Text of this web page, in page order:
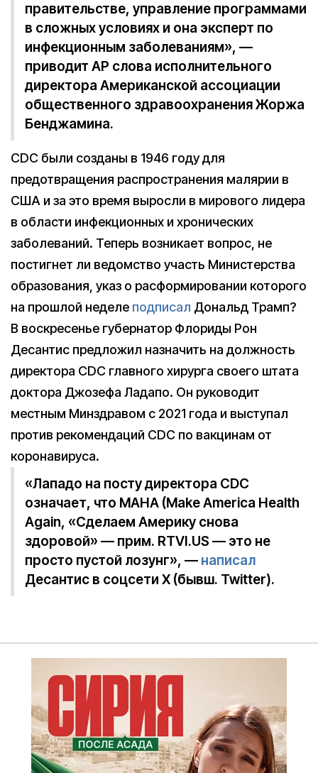
правительстве, управление программами
в сложных условиях и она эксперт по
инфекционным заболеваниям», —
приводит AP слова исполнительного
директора Американской ассоциации
общественного здравоохранения Жоржа
Бенджамина.
CDC были созданы в 1946 году для
предотвращения распространения малярии в
США и за это время выросли в мирового лидера
в области инфекционных и хронических
заболеваний. Теперь возникает вопрос, не
постигнет ли ведомство участь Министерства
образования, указ о расформировании которого
на прошлой неделе подписал Дональд Трамп?
В воскресенье губернатор Флориды Рон
Деcантис предложил назначить на должность
директора CDC главного хирурга своего штата
доктора Джозефа Ладапо. Он руководит
местным Минздравом с 2021 года и выступал
против рекомендаций CDC по вакцинам от
коронавируса.
«Лападо на посту директора CDC
означает, что MAHA (Make America Health
Again, «Сделаем Америку снова
здоровой» — прим. RTVI.US — это не
просто пустой лозунг», — написал
Десантис в соцсети X (бывш. Twitter).